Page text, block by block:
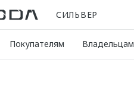
СИЛЬВЕР
Покупателям Владельцам